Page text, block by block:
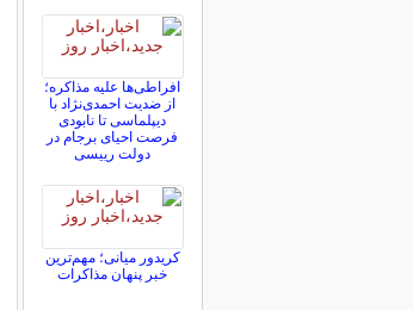
افراطی‌ها علیه مذاکره؛
از ضدیت احمدی‌نژاد با
دیپلماسی تا نابودی
فرصت احیای برجام در
دولت رییسی
کریدور میانی؛ مهم‌ترین
خبر پنهان مذاکرات